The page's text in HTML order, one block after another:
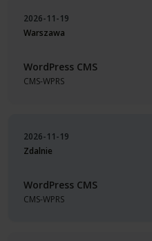
2026-11-19
Warszawa
WordPress CMS
CMS-WPRS
2026-11-19
Zdalnie
WordPress CMS
CMS-WPRS